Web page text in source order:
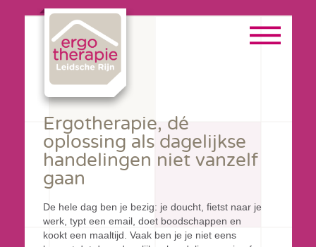
Ergotherapie, dé
oplossing als dagelijkse
handelingen niet vanzelf
gaan
De hele dag ben je bezig: je doucht, fietst naar je
werk, typt een email, doet boodschappen en
kookt een maaltijd. Vaak ben je je niet eens